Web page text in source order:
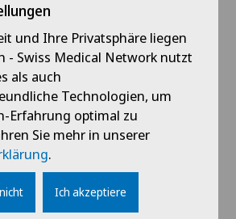
und Ihre Privatsphäre liegen
- Swiss Medical Network nutzt
als auch
Technologien, um
Erfahrung optimal zu
Sie mehr in unserer
.
Ich akzeptiere